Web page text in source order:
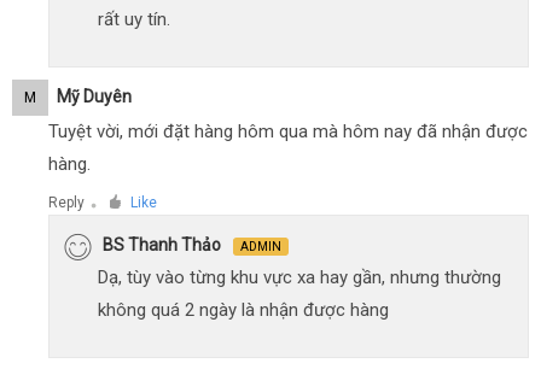
rất uy tín.
M Mỹ Duyên
Tuyệt vời, mới đặt hàng hôm qua mà hôm nay đã nhận được
hàng.
Reply ● Like
BS Thanh Thảo ADMIN
Dạ, tùy vào từng khu vực xa hay gần, nhưng thường
không quá 2 ngày là nhận được hàng